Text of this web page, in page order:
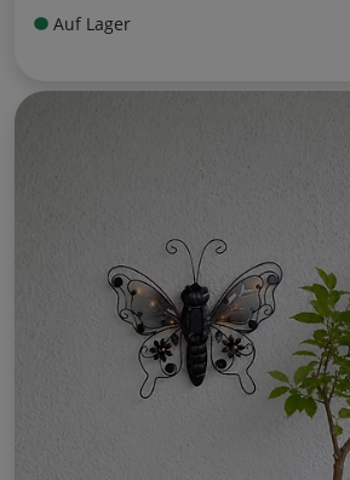
Auf Lager